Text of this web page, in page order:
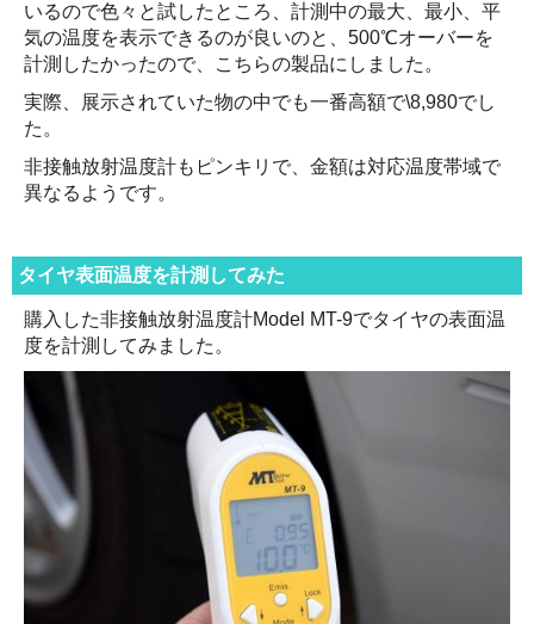
いるので色々と試したところ、計測中の最大、最小、平
気の温度を表示できるのが良いのと、500℃オーバーを
計測したかったので、こちらの製品にしました。
実際、展示されていた物の中でも一番高額で\8,980でし
た。
非接触放射温度計もピンキリで、金額は対応温度帯域で
異なるようです。
タイヤ表面温度を計測してみた
購入した非接触放射温度計Model MT-9でタイヤの表面温
度を計測してみました。